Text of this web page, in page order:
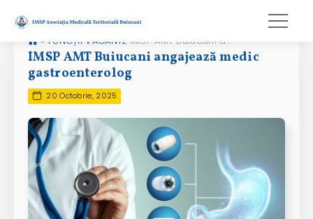
» FUNCȚII VACANTE IMSP AMT Buiucani angajează medic gastroenterolog
IMSP AMT Buiucani angajează medic
gastroenterolog
20 Octobrie, 2025